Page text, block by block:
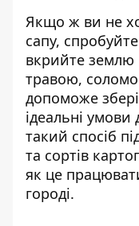
Якщо ж ви не
сапу,
вкрийте
травою,
допоможе
ідеальні
такий спосіб
та сортів
як це
городі.